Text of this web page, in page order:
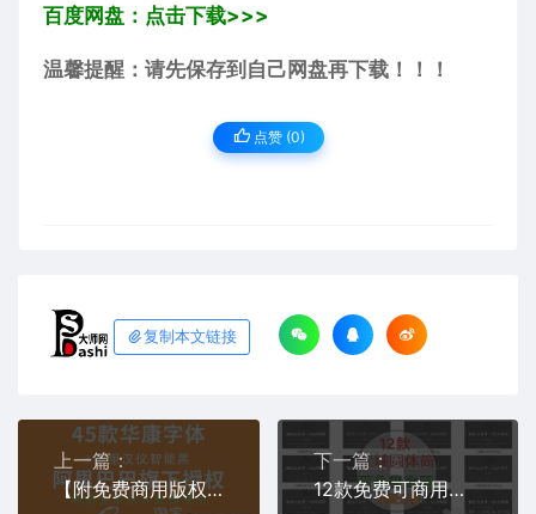
百度网盘：点击下载>>>
温馨提醒：请先保存到自己网盘再下载！！！
点赞 (0)
复制本文链接
上一篇：
【附免费商用版权证明】最新仅限阿里平台免费可商用字体库打包分享下载合集汉仪智能黑体和华康45款设计安装完整字体包
下一篇：
12款免费可商用江城系列圆体简中文字体分享打包下载律动月湖知音斜体PS平面设计电商平台公众号网站是的吗合集无如何避免字体侵权版权